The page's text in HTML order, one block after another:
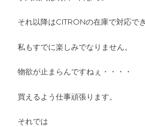
それ以降はCITRONの在庫で対応で
私もすでに楽しみでなりません。
物欲が止まらんですねぇ・・・・
買えるよう仕事頑張ります。
それでは